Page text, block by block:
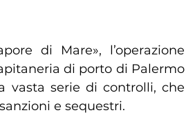
di Mare», l’operazione
di porto di Palermo
vasta serie di controlli, che
e sequestri.